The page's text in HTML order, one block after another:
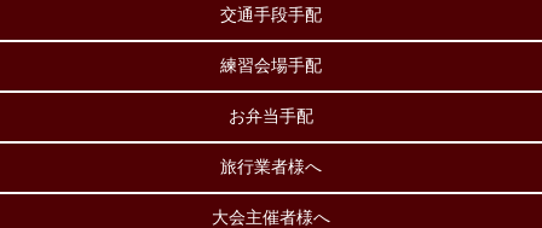
交通手段手配
練習会場手配
お弁当手配
旅行業者様へ
大会主催者様へ